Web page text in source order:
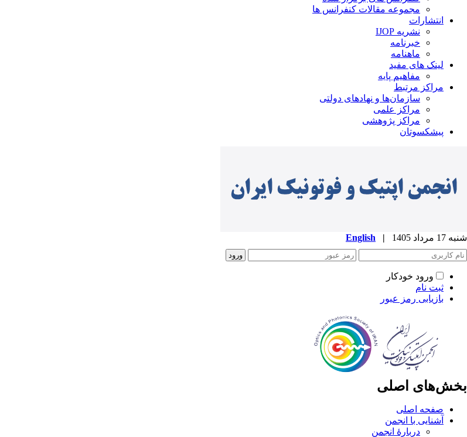
مجموعه مقالات کنفرانس ها
انتشارات
نشریه IJOP
خبرنامه
ماهنامه
لینک های مفید
مفاهیم پایه
مراکز مرتبط
سازمان‌ها و نهادهای دولتی
مراکز علمی
مراکز پژوهشی
پیشکسوتان
شنبه 17 مرداد 1405 |
English
ورود خودکار
ثبت نام
بازیابی رمز عبور
بخش‌های اصلی
صفحه اصلی
آشنایی با انجمن
دربارۀ انجمن